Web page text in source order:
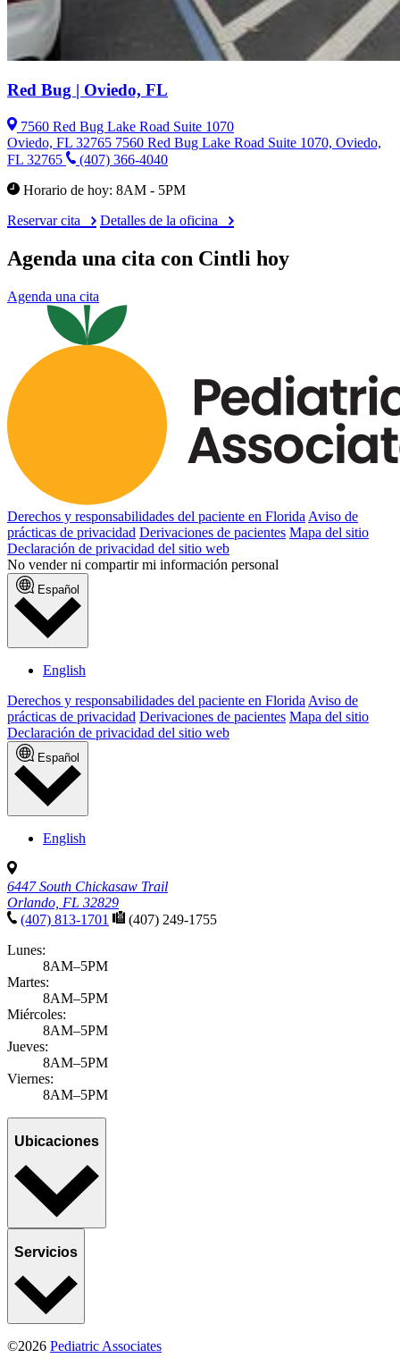
Red Bug | Oviedo, FL
7560 Red Bug Lake Road Suite 1070
Oviedo, FL 32765 7560 Red Bug Lake Road Suite 1070, Oviedo,
FL 32765
(407) 366-4040
Horario de hoy: 8AM - 5PM
Reservar cita
Detalles de la oficina
Agenda una cita con Cintli hoy
Agenda una cita
Derechos y responsabilidades del paciente en Florida Aviso de
prácticas de privacidad Derivaciones de pacientes Mapa del sitio
Declaración de privacidad del sitio web
No vender ni compartir mi información personal
Español
English
Derechos y responsabilidades del paciente en Florida Aviso de
prácticas de privacidad Derivaciones de pacientes Mapa del sitio
Declaración de privacidad del sitio web
Español
English
6447 South Chickasaw Trail
Orlando, FL 32829
(407) 813-1701
(407) 249-1755
Lunes:
8AM–5PM
Martes:
8AM–5PM
Miércoles:
8AM–5PM
Jueves:
8AM–5PM
Viernes:
8AM–5PM
Ubicaciones
Servicios
©2026 Pediatric Associates